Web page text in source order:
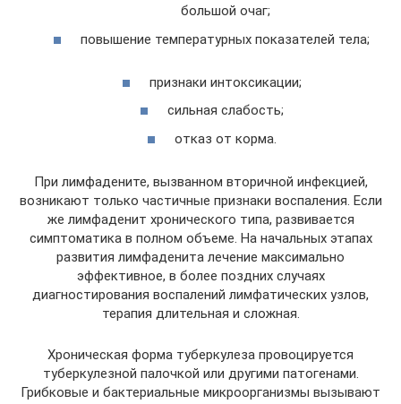
большой очаг;
повышение температурных показателей тела;
признаки интоксикации;
сильная слабость;
отказ от корма.
При лимфадените, вызванном вторичной инфекцией,
возникают только частичные признаки воспаления. Если
же лимфаденит хронического типа, развивается
симптоматика в полном объеме. На начальных этапах
развития лимфаденита лечение максимально
эффективное, в более поздних случаях
диагностирования воспалений лимфатических узлов,
терапия длительная и сложная.
Хроническая форма туберкулеза провоцируется
туберкулезной палочкой или другими патогенами.
Грибковые и бактериальные микроорганизмы вызывают